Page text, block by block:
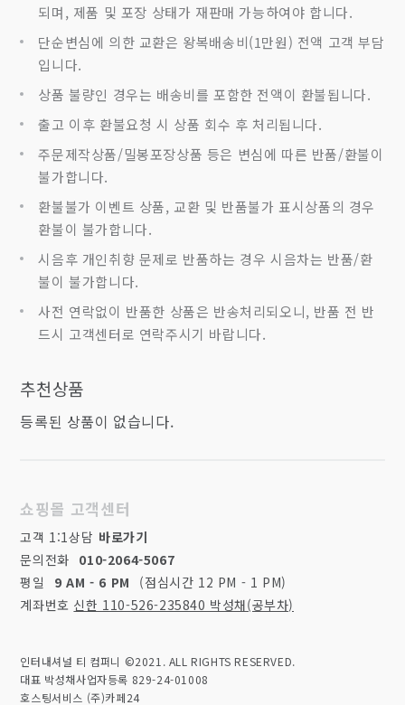
되며, 제품 및 포장 상태가 재판매 가능하여야 합니다.
단순변심에 의한 교환은 왕복배송비(1만원) 전액 고객 부담
입니다.
상품 불량인 경우는 배송비를 포함한 전액이 환불됩니다.
출고 이후 환불요청 시 상품 회수 후 처리됩니다.
주문제작상품/밀봉포장상품 등은 변심에 따른 반품/환불이
불가합니다.
환불불가 이벤트 상품, 교환 및 반품불가 표시상품의 경우
환불이 불가합니다.
시음후 개인취향 문제로 반품하는 경우 시음차는 반품/환
불이 불가합니다.
사전 연락없이 반품한 상품은 반송처리되오니, 반품 전 반
드시 고객센터로 연락주시기 바랍니다.
추천상품
등록된 상품이 없습니다.
쇼핑몰 고객센터
고객 1:1상담 바로가기
문의전화 010-2064-5067
평일
9 AM - 6 PM
(점심시간 12 PM - 1 PM)
계좌번호 신한 110-526-235840 박성채(공부차)
인터내셔널 티 컴퍼니 ©2021. ALL RIGHTS RESERVED.
대표 박성채사업자등록 829-24-01008
호스팅서비스 (주)카페24